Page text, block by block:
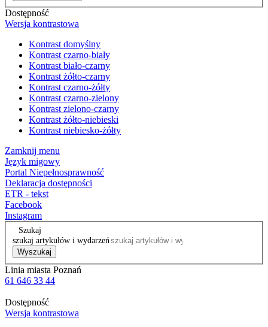
Dostępność
Wersja kontrastowa
Kontrast domyślny
Kontrast czarno-biały
Kontrast biało-czarny
Kontrast żółto-czarny
Kontrast czarno-żółty
Kontrast czarno-zielony
Kontrast zielono-czarny
Kontrast żółto-niebieski
Kontrast niebiesko-żółty
Zamknij menu
Język migowy
Portal Niepełnosprawność
Deklaracja dostępności
ETR - tekst
Facebook
Instagram
Szukaj
szukaj artykułów i wydarzeń
Wyszukaj
Linia miasta Poznań
61 646 33 44
Dostępność
Wersja kontrastowa